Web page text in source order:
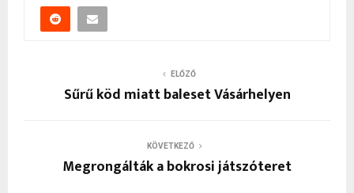
ELŐZŐ
Sűrű köd miatt baleset Vásárhelyen
KÖVETKEZŐ
Megrongálták a bokrosi játszóteret